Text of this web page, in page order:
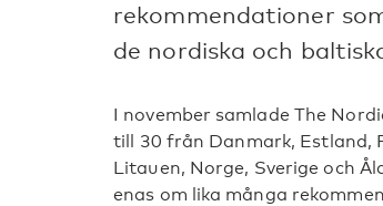
rekommendationer
de nordiska och
I november samlade The
till 30 från Danmark, Estland,
Litauen, Norge, Sverige och
enas om lika många